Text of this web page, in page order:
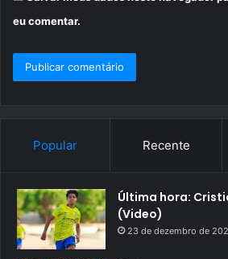
eu comentar.
Popular Recente
Última hora:
(Video)
23 de dezembro de